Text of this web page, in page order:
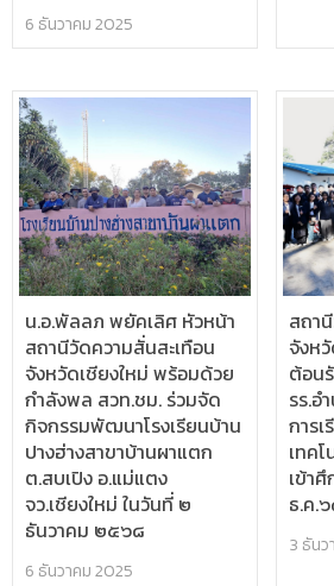
6 ธันวาคม 2025
น.อ.พัลลภ พยัคเลิศ หัวหน้า
สถานีวัดความสั่นสะเทือน
จังหวัดเชียงใหม่ พร้อมด้วย
กำลังพล สวท.ชม. ร่วมจัด
กิจกรรมพัฒนาโรงเรียนบ้าน
ปางฮ่างสาขาบ้านผาแตก
ต.สบเปิง อ.แม่แตง
จว.เชียงใหม่ ในวันที่ ๒
ธันวาคม ๒๕๖๘
6 ธันวาคม 2025
สถา
จังห
ต้อน
รร.อ
การ
เทค
เข้า
ธ.ค.
3 ธัน